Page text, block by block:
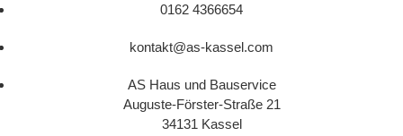
0162 4366654
kontakt@as-kassel.com
AS Haus und Bauservice
Auguste-Förster-Straße 21
34131 Kassel